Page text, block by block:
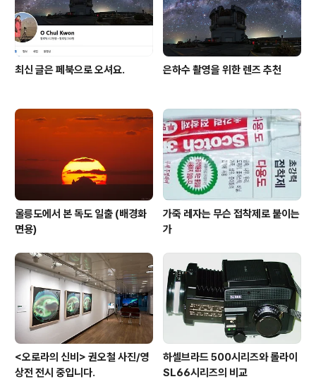
최신 글은 페북으로 오셔요. 은하수 촬영을 위한 렌즈 추천
울릉도에서 본 독도 일출 (배경화
면용)
가죽 레자는 무슨 접착제로 붙이는
가
<오로라의 신비> 권오철 사진/영
상전 전시 중입니다.
하셀브라드 500시리즈와 롤라이
SL66시리즈의 비교